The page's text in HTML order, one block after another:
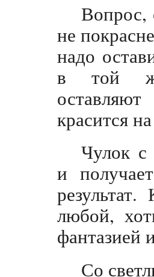
Вопрос,
не
надо
в той
красится
Чулок с
и
любой,
фантазией
Со